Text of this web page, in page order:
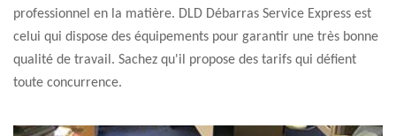
professionnel en la matière. DLD Débarras Service Express est
celui qui dispose des équipements pour garantir une très bonne
qualité de travail. Sachez qu'il propose des tarifs qui défient
toute concurrence.